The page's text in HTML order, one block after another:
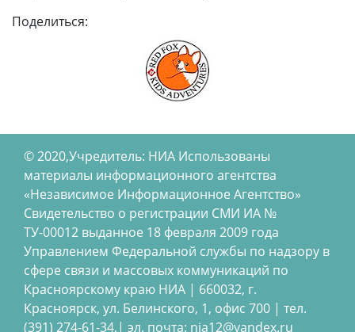
Поделиться:
© 2020,Учредитель: НИА Использованы
материалы информационного агентства
«Независимое Информационное Агентство»
Свидетельство о регистрации СМИ ИА №
ТУ-00012 выданное 18 февраля 2009 года
Управлением Федеральной службы по надзору в
сфере связи и массовых коммуникаций по
Красноярскому краю НИА | 660032, г.
Красноярск, ул. Белинского, 1, офис 700 | тел.
(391) 274-61-34,| эл. почта: nia12@yandex.ru